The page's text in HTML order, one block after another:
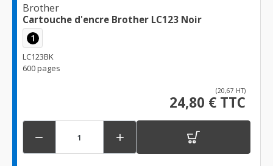
Brother
Cartouche d'encre Brother LC123 Noir
1
LC123BK
600 pages
(20,67 HT)
24,80 € TTC
 